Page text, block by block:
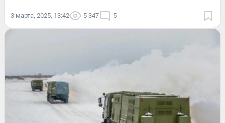
3 марта, 2025, 13:42 5 347 5